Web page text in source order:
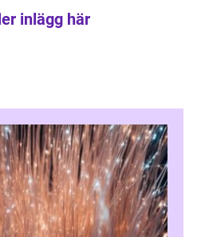
inlägg här